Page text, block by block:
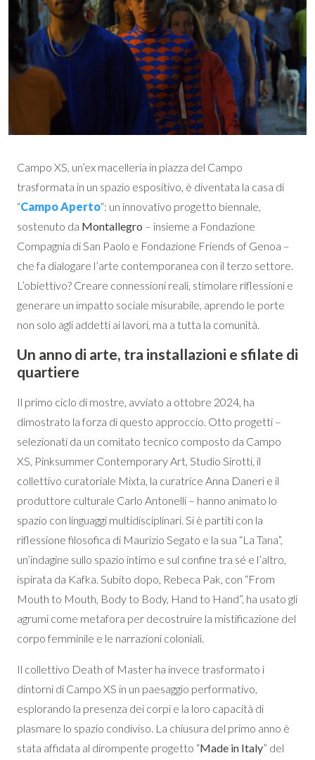
Campo XS, un’ex macelleria in piazza del Campo
trasformata in un spazio espositivo, è diventata la casa di
“Campo Aperto“: un innovativo progetto biennale,
sostenuto da Montallegro – insieme a Fondazione
Compagnia di San Paolo e Fondazione Friends of Genoa –
che fa dialogare l’arte contemporanea con il terzo settore.
L’obiettivo? Creare connessioni reali, stimolare riflessioni e
generare un impatto sociale misurabile, aprendo le porte
non solo agli addetti ai lavori, ma a tutta la comunità.
Un anno di arte, tra installazioni e sfilate di
quartiere
Il primo ciclo di mostre, avviato a ottobre 2024, ha
dimostrato la forza di questo approccio. Otto progetti –
selezionati da un comitato tecnico composto da Campo
XS, Pinksummer Contemporary Art, Studio Sirotti, il
collettivo curatoriale Mixta, la curatrice Anna Daneri e il
produttore culturale Carlo Antonelli – hanno animato lo
spazio con linguaggi multidisciplinari. Si è partiti con la
riflessione filosofica di Maurizio Segato e la sua “La Tana”,
un’indagine sullo spazio intimo e sul confine tra sé e l’altro,
ispirata da Kafka. Subito dopo, Rebeca Pak, con “From
Mouth to Mouth, Body to Body, Hand to Hand”, ha usato gli
agrumi come metafora per decostruire la mistificazione del
corpo femminile e le narrazioni coloniali.
Il collettivo Death of Master ha invece trasformato i
dintorni di Campo XS in un paesaggio performativo,
esplorando la presenza dei corpi e la loro capacità di
plasmare lo spazio condiviso. La chiusura del primo anno è
stata affidata al dirompente progetto “Made in Italy” del